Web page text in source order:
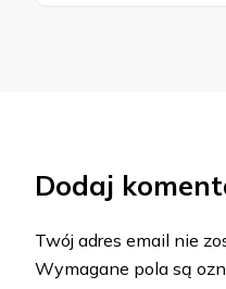
Dodaj
Twój adres email nie
Wymagane pola są